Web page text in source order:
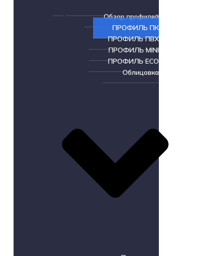
Обзор профилей
ПРОФИЛЬ ПК
ПРОФИЛЬ ПВХ
ПРОФИЛЬ MINI
ПРОФИЛЬ ECO
Облицовка